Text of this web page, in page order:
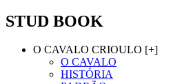
STUD BOOK
O CAVALO CRIOULO [+]
O CAVALO
HISTÓRIA